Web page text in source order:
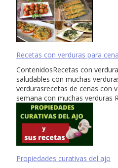
Recetas con verduras para
ContenidosRecetas con
saludables con muchas
verdurasrecetas de cenas con
semana con muchas verduras
Propiedades curativas del ajo